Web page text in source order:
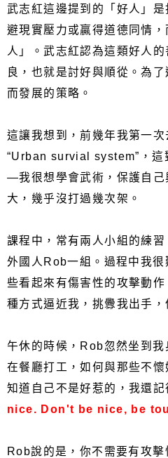
武志紅這邊提到的「好人」
避現實壓力或贏得道德同情
人」。武志紅認為這類好人
良，也就是討好與順從。為
而發展的策略。
這讓我想到，前幾年我第一
“Urban survial system”，這
—我很想學會武術，保護自己
大，幾乎沒打過幾次架。
課程中，常有兩人小組的練
外國人Rob一組。過程中我
些看起來有傷害性的攻擊動
種方式逼近我，挑釁我出手，
午休的時候，Rob忽然坐到
在餐廳打工，如何與那些不
知道自己不是好惹的，我還記
nice. Don't be nice, be
Rob說的是，你不需要有攻